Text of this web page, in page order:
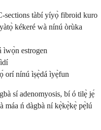
sections tàbí yíyọ̀ fibroid kuro
kékeré wà nínú òrùka
ìwọ̀n estrogen
orí nínú ìṣẹ̀dá ìyẹ̀fun
sí adenomyosis, bí ó tilẹ̀ jẹ́
ń dàgbà ní kẹ̀kẹ̀kẹ̀ pẹ̀lú